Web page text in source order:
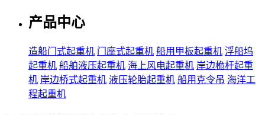
产品中心
造船门式起重机 门座式起重机 船用甲板起重机 浮船坞
起重机 船舶液压起重机 海上风电起重机 岸边桅杆起重
机 岸边桥式起重机 液压轮胎起重机 船用克令吊 海洋工
程起重机